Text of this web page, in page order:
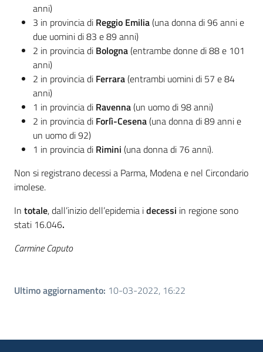
anni)
3 in provincia di Reggio Emilia(una donna di 96 anni e
due uomini di 83 e 89 anni)
2 in provincia di Bologna(entrambe donne di 88 e 101
anni)
2 in provincia di Ferrara(entrambi uomini di 57 e 84
anni)
1 in provincia di Ravenna(un uomo di 98 anni)
2 in provincia di Forlì-Cesena(una donna di 89 anni e
un uomo di 92)
1 in provincia di Rimini (una donna di 76 anni).
Non si registrano decessi a Parma, Modena e nel Circondario
imolese.
In totale, dall’inizio dell’epidemia idecessi in regione sono
stati 16.046.
Carmine Caputo
Ultimo aggiornamento: 10-03-2022, 16:22